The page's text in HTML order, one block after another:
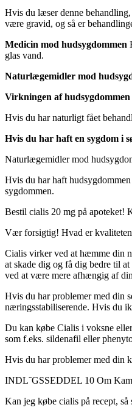
Hvis du læser denne
være gravid, og så er
Medicin mod hudsygdommen
glas vand.
Naturlægemidler mod
Virkningen af hudsygdommen
Hvis du har naturligt fået
Hvis du har haft en sygdom i
Naturlægemidler mod
Hvis du har haft
sygdommen.
Bestil cialis 20 mg på apoteket!
Vær forsigtig! Hvad er
Cialis virker ved at hæmme din
at skade dig og få dig bedre til
ved at være mere afhængig af
Hvis du har problemer med din
næringsstabiliserende. Hvis du
Du kan købe Cialis i voksne
som f.eks. sildenafil eller
Hvis du har problemer med din
INDL˘GSSEDDEL 10 Om
Kan jeg købe cialis på recept,